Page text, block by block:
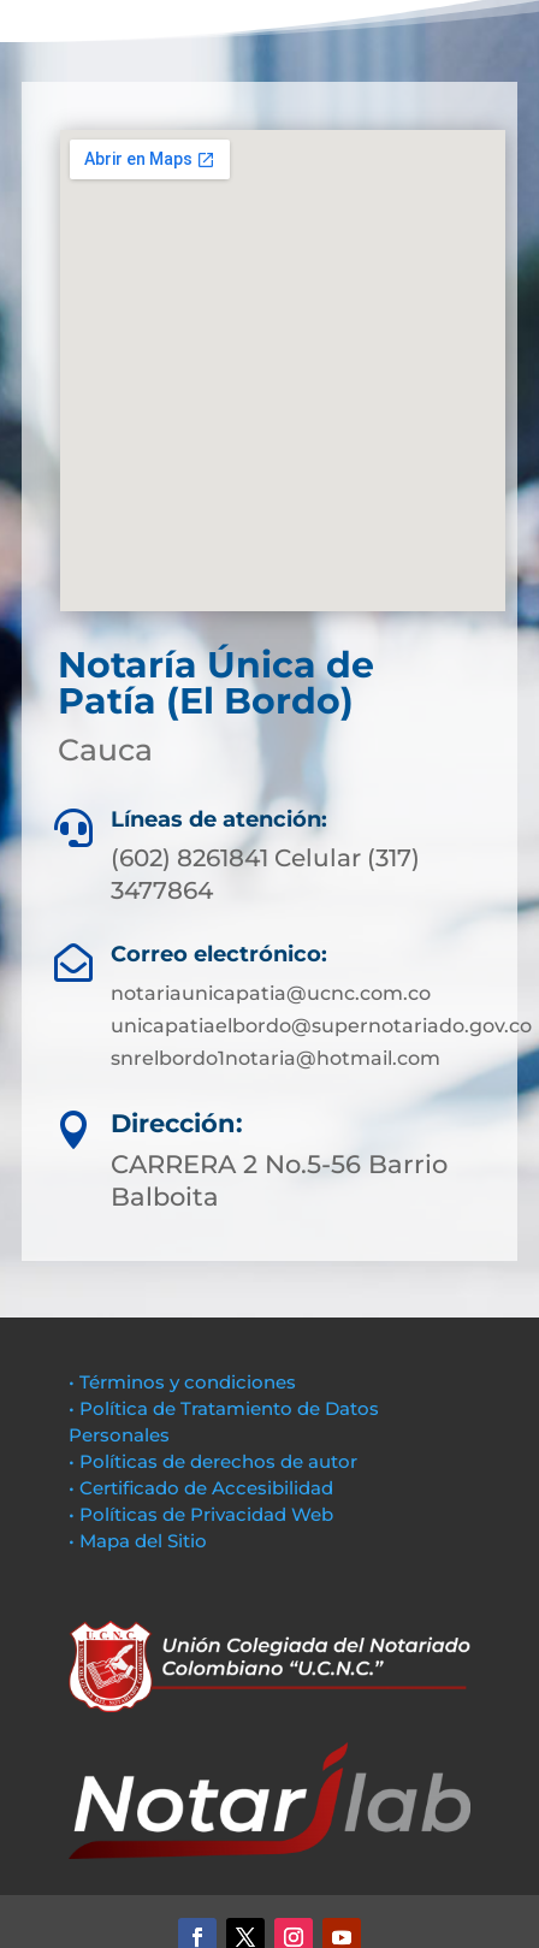
Notaría Única de
Patía (El Bordo)
Cauca
 Líneas de atención:
(602) 8261841 Celular (317)
3477864
 Correo electrónico:
notariaunicapatia@ucnc.com.co
unicapatiaelbordo@supernotariado.gov.co
snrelbordo1notaria@hotmail.com

Dirección:
CARRERA 2 No.5-56 Barrio
Balboita
• Términos y condiciones
• Política de Tratamiento de Datos
Personales
• Políticas de derechos de autor
• Certificado de Accesibilidad
• Políticas de Privacidad Web
• Mapa del Sitio